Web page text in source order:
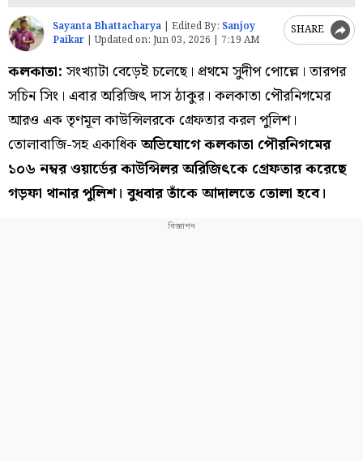
Sayanta Bhattacharya Edited By: Sanjoy
Paikar |Updated on: Jun 03, 2026 | 7:19 AM
SHARE
কলকাতা:সংখ্যাটা বেড়েই চলেছে। প্রথমে সুদীপ পোল্লে। তারপর
সচিন সিং। এবার অরিজিৎ দাস ঠাকুর। কলকাতা পৌরনিগমের
আরও এক তৃণমূল কাউন্সিলরকে গ্রেফতার করল পুলিশ।
তোলাবাজি-সহ একাধিকঅভিযোগে কলকাতা পৌরনিগমের
১০৬ নম্বর ওয়ার্ডের কাউন্সিলর অরিজিৎকে গ্রেফতার করেছে
গড়ফা থানার পুলিশ। বুধবার তাঁকে আদালতে তোলা হবে।